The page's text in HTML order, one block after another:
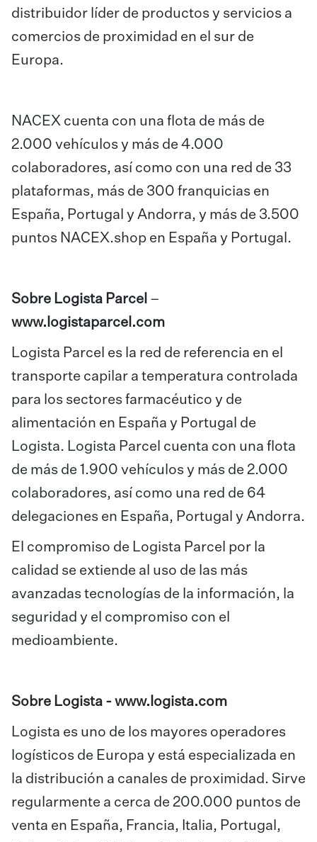
distribuidor líder de productos y servicios a
comercios de proximidad en el sur de
Europa.
NACEX cuenta con una flota de más de
2.000 vehículos y más de 4.000
colaboradores, así como con una red de 33
plataformas, más de 300 franquicias en
España, Portugal y Andorra, y más de 3.500
puntos NACEX.shop en España y Portugal.
Sobre Logista Parcel –
www.logistaparcel.com
Logista Parcel es la red de referencia en el
transporte capilar a temperatura controlada
para los sectores farmacéutico y de
alimentación en España y Portugal de
Logista. Logista Parcel cuenta con una flota
de más de 1.900 vehículos y más de 2.000
colaboradores, así como una red de 64
delegaciones en España, Portugal y Andorra.
El compromiso de Logista Parcel por la
calidad se extiende al uso de las más
avanzadas tecnologías de la información, la
seguridad y el compromiso con el
medioambiente.
Sobre Logista - www.logista.com
Logista es uno de los mayores operadores
logísticos de Europa y está especializada en
la distribución a canales de proximidad. Sirve
regularmente a cerca de 200.000 puntos de
venta en España, Francia, Italia, Portugal,